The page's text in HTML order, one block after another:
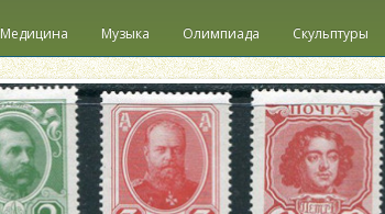
Медицина Музыка Олимпиада Скульптуры